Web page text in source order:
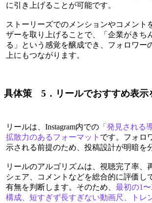
に引き上げることが可能です。
ストーリーズでのメンションやコメント
ザーを取り上げることで、「企業がきち
る」という感覚を醸成でき、フォロワー
上にもつながります。
具体策 5．リールでおすすめ表示
リールは、Instagram内での 「発見される
拡散力のあるフォーマット です。フォロ
示される前提のため、投稿設計が明暗を
リールのアルゴリズムは、視聴完了率、
シェア、コメントなどを総合的に評価し
有無を判断します。そのため、最初の1
構成、短すぎず長すぎない動画尺、トレ